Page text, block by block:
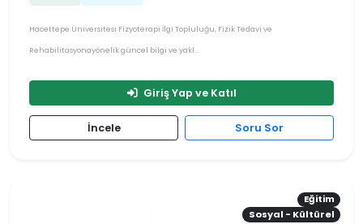
Hacettepe Üniversitesi Fizyoterapi İlgi Topluluğu, Fizik Tedavi ve
Rehabilitasyonayönelik güncel bilgi ve yakl...
Giriş Yap ve Katıl
İncele Soru Sor
Eğitim
Sosyal - Kültürel